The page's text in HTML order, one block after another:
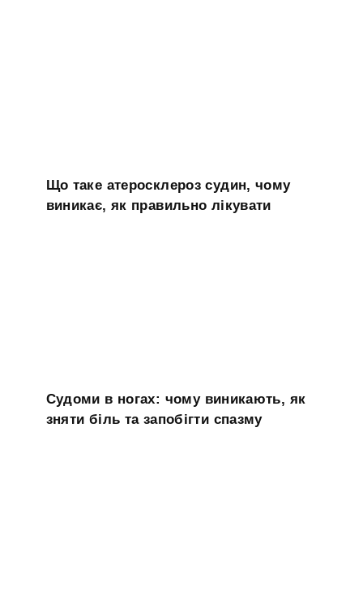
Що таке атеросклероз судин, чому
виникає, як правильно лікувати
Судоми в ногах: чому виникають, як
зняти біль та запобігти спазму